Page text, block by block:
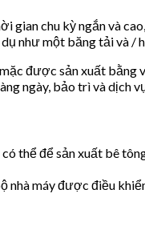
gian chu kỳ ngắn và
như một băng tải và /
được sản xuất
ngày, bảo trì và dịch
thể để sản xuất bê
máy được điều